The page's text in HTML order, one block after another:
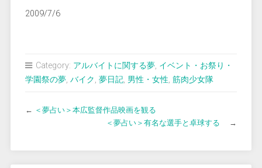
2009/7/6
Category: アルバイトに関する夢, イベント・お祭り・
学園祭の夢, バイク, 夢日記, 男性・女性, 筋肉少女隊
← ＜夢占い＞本広監督作品映画を観る
＜夢占い＞有名な選手と卓球する
→